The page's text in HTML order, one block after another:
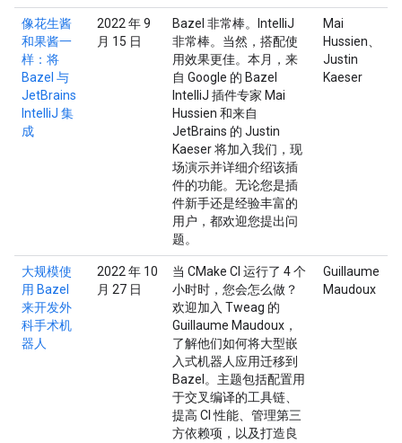
像花生酱
和果酱一
样：将
Bazel 与
JetBrains
IntelliJ 集
成
2022 年 9
月 15 日
Bazel 非常棒。IntelliJ
非常棒。当然，搭配使
用效果更佳。本月，来
自 Google 的 Bazel
IntelliJ 插件专家 Mai
Hussien 和来自
JetBrains 的 Justin
Kaeser 将加入我们，现
场演示并详细介绍该插
件的功能。无论您是插
件新手还是经验丰富的
用户，都欢迎您提出问
题。
Mai
Hussien、
Justin
Kaeser
大规模使
用 Bazel
来开发外
科手术机
器人
2022 年 10
月 27 日
当 CMake CI 运行了 4 个
小时时，您会怎么做？
欢迎加入 Tweag 的
Guillaume Maudoux，
了解他们如何将大型嵌
入式机器人应用迁移到
Bazel。主题包括配置用
于交叉编译的工具链、
提高 CI 性能、管理第三
方依赖项，以及打造良
Guillaume
Maudoux